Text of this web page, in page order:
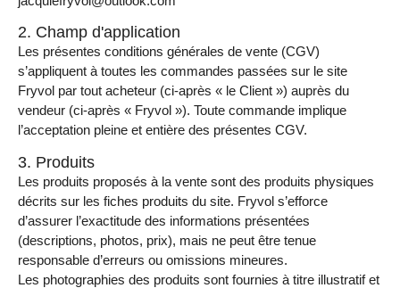
2. Champ d'application
Les présentes conditions générales de vente (CGV)
s’appliquent à toutes les commandes passées sur le site
Fryvol par tout acheteur (ci-après « le Client ») auprès du
vendeur (ci-après « Fryvol »). Toute commande implique
l’acceptation pleine et entière des présentes CGV.
3. Produits
Les produits proposés à la vente sont des produits physiques
décrits sur les fiches produits du site. Fryvol s’efforce
d’assurer l’exactitude des informations présentées
(descriptions, photos, prix), mais ne peut être tenue
responsable d’erreurs ou omissions mineures.
Les photographies des produits sont fournies à titre illustratif et